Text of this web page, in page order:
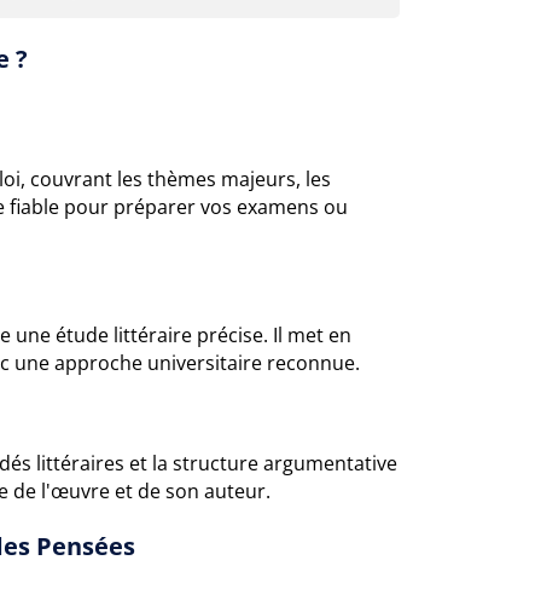
?
couvrant les thèmes majeurs, les
pour préparer vos examens ou
une étude littéraire précise. Il met en
une approche universitaire reconnue.
littéraires et la structure argumentative
de l'œuvre et de son auteur.
Pensées